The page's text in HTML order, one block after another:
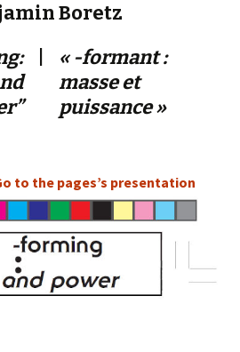
Boretz
« -formant :
masse et
puissance »
to the pages’s presentation